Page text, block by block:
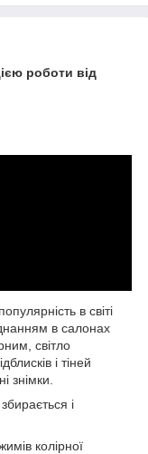
роботи від
в світі
в салонах
світло
і тіней
знімки.
і
колірної